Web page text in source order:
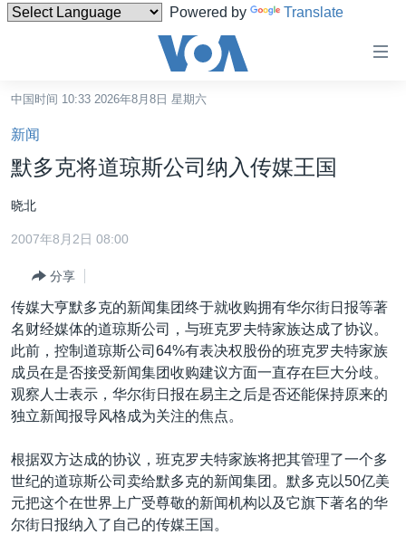
Powered by Translate
碍
链
接
跳
转
内
转
到
导
航
跳
转
检
索
台湾
港澳
国际
最新国际新闻
印太
中东
欧洲
美洲
全球议题
分类新闻
经济·金融·贸易
人权·法律·宗教
科教·文娱·体健
劳工
环境
美中关系
热点专题
白宫要闻
美中关系
美国建国250周年
VOA视频
中文广播
关注我们
中国时间 10:33 2026年8月8日 星期六
新闻
默多克将道琼斯公司纳入传媒王国
晓北
2007年8月2日 08:00
分享
传媒大亨默多克的新闻集团终于就收购拥有华尔街日报等著
名财经媒体的道琼斯公司，与班克罗夫特家族达成了协议。
此前，控制道琼斯公司64%有表决权股份的班克罗夫特家族
成员在是否接受新闻集团收购建议方面一直存在巨大分歧。
观察人士表示，华尔街日报在易主之后是否还能保持原来的
独立新闻报导风格成为关注的焦点。
根据双方达成的协议，班克罗夫特家族将把其管理了一个多
世纪的道琼斯公司卖给默多克的新闻集团。默多克以50亿美
元把这个在世界上广受尊敬的新闻机构以及它旗下著名的华
尔街日报纳入了自己的传媒王国。